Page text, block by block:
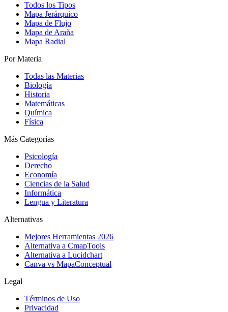
Todos los Tipos
Mapa Jerárquico
Mapa de Flujo
Mapa de Araña
Mapa Radial
Por Materia
Todas las Materias
Biología
Historia
Matemáticas
Química
Física
Más Categorías
Psicología
Derecho
Economía
Ciencias de la Salud
Informática
Lengua y Literatura
Alternativas
Mejores Herramientas 2026
Alternativa a CmapTools
Alternativa a Lucidchart
Canva vs MapaConceptual
Legal
Términos de Uso
Privacidad